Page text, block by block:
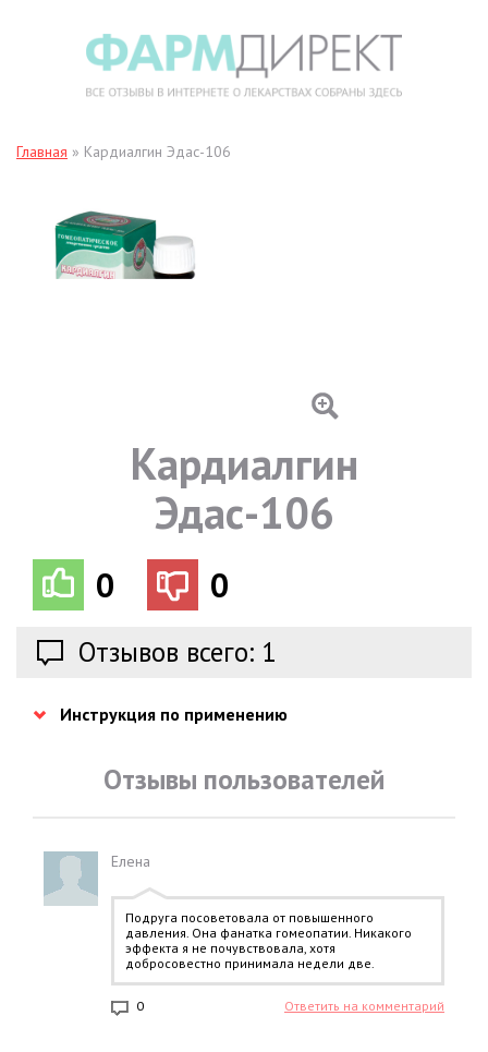
Главная » Кардиалгин Эдас-106
Кардиалгин
Эдас-106
0 0
Отзывов всего: 1
Инструкция по применению
Отзывы пользователей
Елена
Подруга посоветовала от повышенного
давления. Она фанатка гомеопатии. Никакого
эффекта я не почувствовала, хотя
добросовестно принимала недели две.
0 Ответить на комментарий